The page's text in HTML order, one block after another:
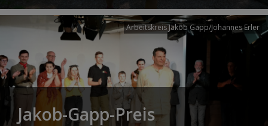
Arbeitskreis Jakob Gapp/Johannes Erler
Jakob-Gapp-Preis